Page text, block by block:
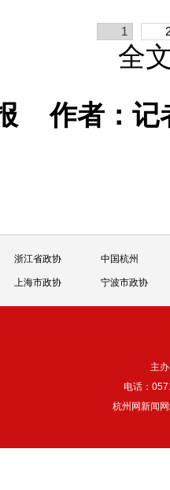
1
全
报作者：
浙江省政协 中国杭州
上海市政协 宁波市政协
主
电话：
杭州网新闻